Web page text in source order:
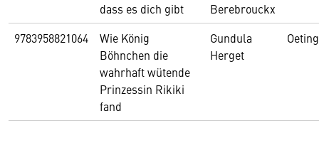
dass es dich gibt
Berebrouckx
9783958821064
Wie König
Böhnchen die
wahrhaft wütende
Prinzessin Rikiki
fand
Gundula
Herget